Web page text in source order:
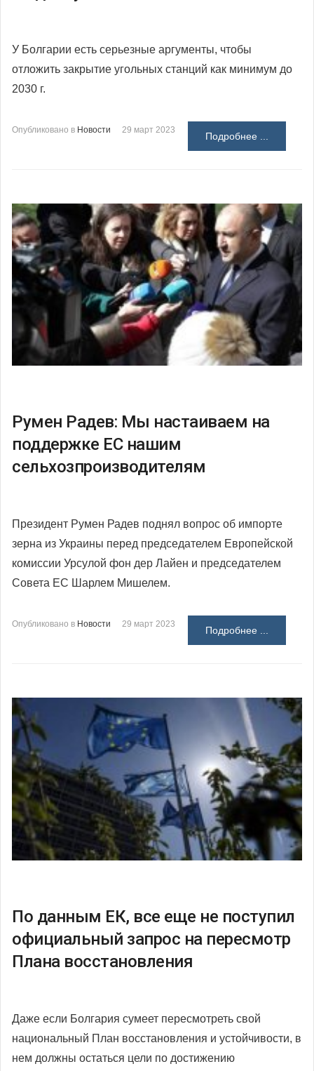
У Болгарии есть серьезные аргументы, чтобы
отложить закрытие угольных станций как минимум до
2030 г.
Опубликовано в Новости 29 март 2023
Подробнее ...
Румен Радев: Мы настаиваем на
поддержке ЕС нашим
сельхозпроизводителям
Президент Румен Радев поднял вопрос об импорте
зерна из Украины перед председателем Европейской
комиссии Урсулой фон дер Лайен и председателем
Совета ЕС Шарлем Мишелем.
Опубликовано в Новости 29 март 2023
Подробнее ...
По данным ЕК, все еще не поступил
официальный запрос на пересмотр
Плана восстановления
Даже если Болгария сумеет пересмотреть свой
национальный План восстановления и устойчивости, в
нем должны остаться цели по достижению